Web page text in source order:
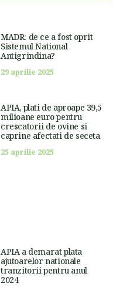
MADR: de ce a fost oprit
Sistemul National
Antigrindina?
29 aprilie 2025
APIA, plati de aproape 39,5
milioane euro pentru
crescatorii de ovine si
caprine afectati de seceta
25 aprilie 2025
APIA a demarat plata
ajutoarelor nationale
tranzitorii pentru anul
2024